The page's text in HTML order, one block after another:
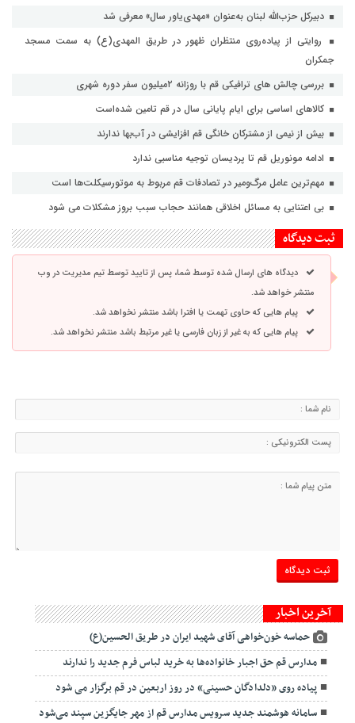
دبیرکل حزب‌الله لبنان به‌عنوان «مهدی‌یاور سال» معرفی شد
روایتی از پیاده‌روی منتظران ظهور در طریق المهدی(ع) به سمت مسجد
جمکران
بررسی چالش های ترافیکی قم با روزانه ۲میلیون سفر دوره شهری
کالاهای اساسی برای ایام پایانی سال در قم تامین شده‌است
بیش از نیمی از مشترکان خانگی قم افزایشی در آب‌بها ندارند
ادامه مونوریل قم تا پردیسان توجیه مناسبی ندارد
مهم‌ترین عامل مرگ‌ومیر در تصادفات قم مربوط به موتورسیکلت‌ها است
بی اعتنایی به مسائل اخلاقی همانند حجاب سبب بروز مشکلات می شود
ثبت دیدگاه
دیدگاه های ارسال شده توسط شما، پس از تایید توسط تیم مدیریت در وب
منتشر خواهد شد.
پیام هایی که حاوی تهمت یا افترا باشد منتشر نخواهد شد.
پیام هایی که به غیر از زبان فارسی یا غیر مرتبط باشد منتشر نخواهد شد.
آخرین اخبار
حماسه خون‌خواهی آقای شهید ایران در طریق الحسین(ع)
مدارس قم حق اجبار خانواده‌ها به خرید لباس فرم جدید را ندارند
پیاده روی «دلدادگان حسینی» در روز اربعین در قم برگزار می شود
سامانه هوشمند جدید سرویس مدارس قم از مهر جایگزین سپند می‌شود